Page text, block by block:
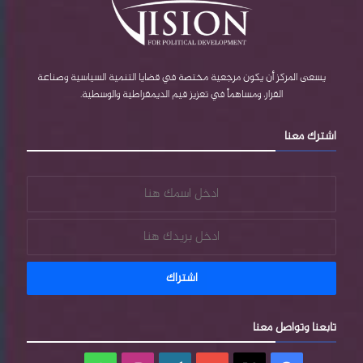
u
b
e
P
r
e
ر
ا
م
ب
يسعى المركز أن يكون مرجعية مختصة في قضايا التنمية السياسية وصناعة
القرار، ومساهماً في تعزيز قيم الديمقراطية والوسطية.
اشترك معنا
تابعنا وتواصل معنا